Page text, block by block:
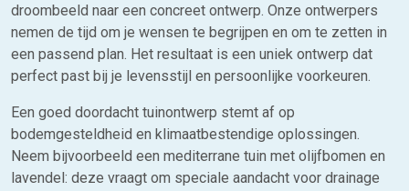
droombeeld naar een concreet ontwerp. Onze ontwerpers
nemen de tijd om je wensen te begrijpen en om te zetten in
een passend plan. Het resultaat is een uniek ontwerp dat
perfect past bij je levensstijl en persoonlijke voorkeuren.
Een goed doordacht tuinontwerp stemt af op
bodemgesteldheid en klimaatbestendige oplossingen.
Neem bijvoorbeeld een mediterrane tuin met olijfbomen en
lavendel: deze vraagt om speciale aandacht voor drainage